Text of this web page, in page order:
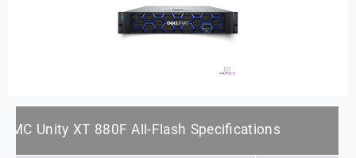
Unity XT 880F All-Flash Specifications